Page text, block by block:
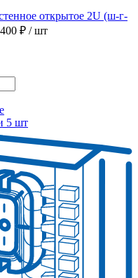
открытое 2U (ш-г-
₽ / шт
5 шт